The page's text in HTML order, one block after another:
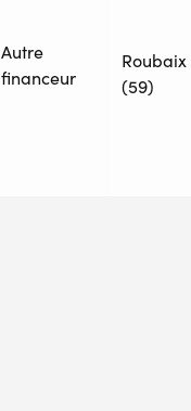
Autre
financeur
Roubaix
(59)